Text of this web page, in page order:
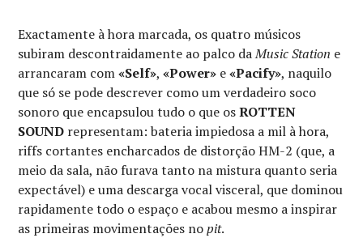
Exactamente à hora marcada, os quatro músicos
subiram descontraidamente ao palco daMusic Station e
arrancaram com«Self»,«Power» e«Pacify», naquilo
que só se pode descrever como um verdadeiro soco
sonoro que encapsulou tudo o que osROTTEN
SOUND representam: bateria impiedosa a mil à hora,
riffs cortantes encharcados de distorção HM-2 (que, a
meio da sala, não furava tanto na mistura quanto seria
expectável) e uma descarga vocal visceral, que dominou
rapidamente todo o espaço e acabou mesmo a inspirar
as primeiras movimentações nopit.